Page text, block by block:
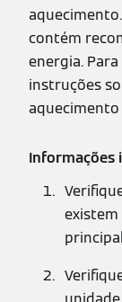
contém
energia.
instruções